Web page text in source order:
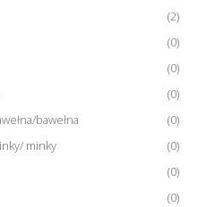
(2)
(0)
(0)
(0)
bawełna
(0)
minky
(0)
(0)
(0)